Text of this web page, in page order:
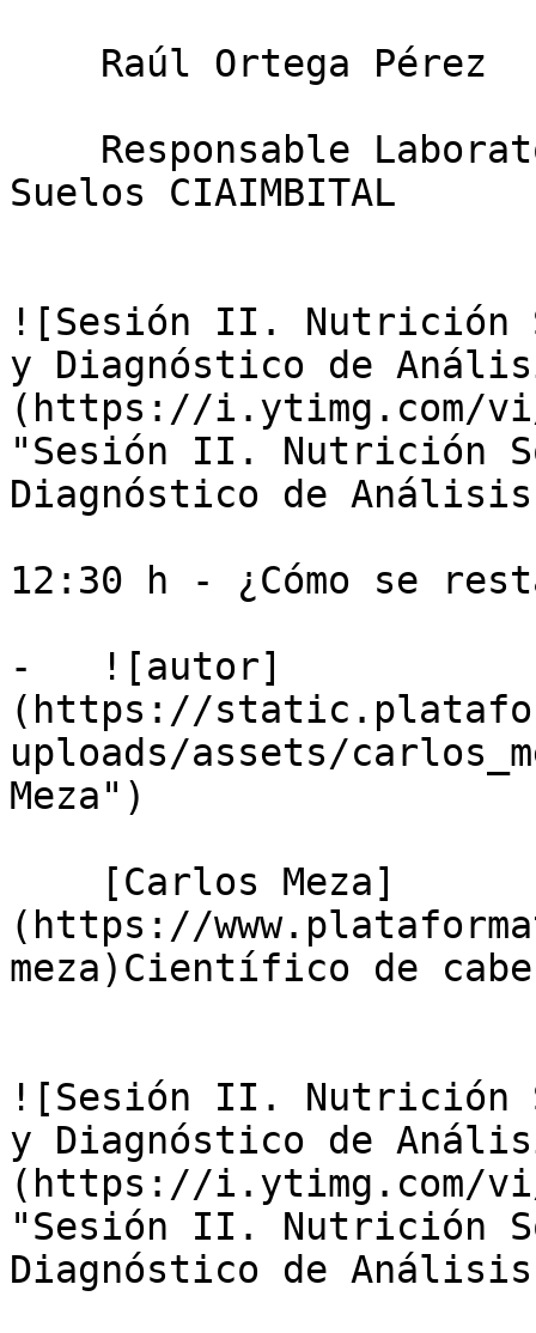
Suelos CIAIMBITAL
![Sesión II. Nutrición
y Diagnóstico de
(https://i.ytimg.com/vi/
"Sesión II. Nutrición
Diagnóstico de
12:30 h - ¿Cómo se
-   ![autor]
(https://
uploads/assets/
Meza")
(https://
meza)Científico de
![Sesión II. Nutrición
y Diagnóstico de
(https://i.ytimg.com/vi/
"Sesión II. Nutrición
Diagnóstico de